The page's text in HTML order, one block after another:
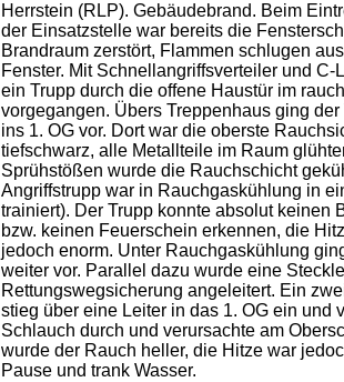
Herrstein (RLP). Gebäudebrand. Beim
der Einsatzstelle war bereits die
Brandraum zerstört, Flammen schlugen
Fenster. Mit Schnellangriffsverteiler und C-
ein Trupp durch die offene Haustür im
vorgegangen. Übers Treppenhaus ging der
ins 1. OG vor. Dort war die oberste
tiefschwarz, alle Metallteile im Raum
Sprühstößen wurde die Rauchschicht
Angriffstrupp war in Rauchgaskühlung in
trainiert). Der Trupp konnte absolut keinen
bzw. keinen Feuerschein erkennen, die
jedoch enorm. Unter Rauchgaskühlung
weiter vor. Parallel dazu wurde eine
Rettungswegsicherung angeleitert. Ein
stieg über eine Leiter in das 1. OG ein und
Schlauch durch und verursachte am
wurde der Rauch heller, die Hitze war
Pause und trank Wasser.